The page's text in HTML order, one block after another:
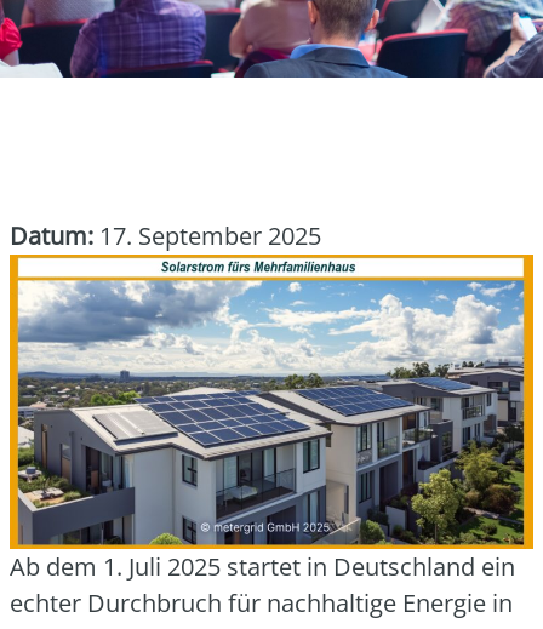
Datum: 17. September 2025
Ab dem 1. Juli 2025 star­tet in Deutsch­land ein
ech­ter Durch­bruch für nach­hal­ti­ge Ener­gie in